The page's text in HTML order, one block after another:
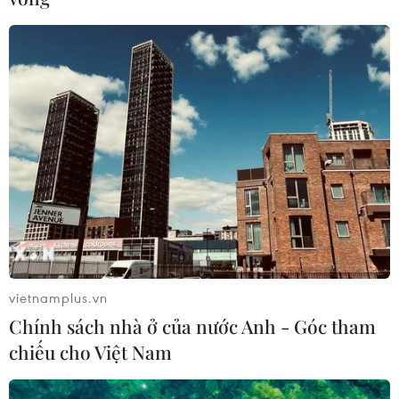
vietnamplus.vn
Chính sách nhà ở của nước Anh - Góc tham
chiếu cho Việt Nam